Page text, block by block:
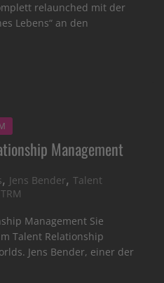
relaunched mit der
Lebens“ an den
Management
, Jens Bender,Talent
TRM
Management Sie
Talent Relationship
Jens Bender, einer der